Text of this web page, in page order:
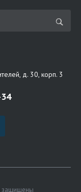
д. 30, корп. 3
защищены